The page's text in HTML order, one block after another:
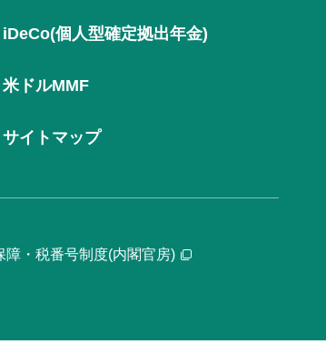
iDeCo(個人型確定拠出年金)
米ドルMMF
サイトマップ
障・税番号制度(内閣官房)